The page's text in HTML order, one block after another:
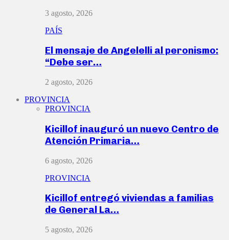
3 agosto, 2026
PAÍS
El mensaje de Angelelli al peronismo:
“Debe ser…
2 agosto, 2026
PROVINCIA
PROVINCIA
Kicillof inauguró un nuevo Centro de
Atención Primaria…
6 agosto, 2026
PROVINCIA
Kicillof entregó viviendas a familias
de General La…
5 agosto, 2026